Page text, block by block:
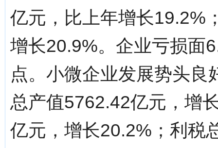
亿元，比上年增长19.2%
增长20.9%。企业亏损面
点。小微企业发展势头
总产值5762.42亿元，增
亿元，增长20.2%；利税